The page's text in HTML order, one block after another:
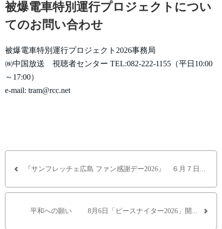
被爆電車特別運行プロジェクトについ
てのお問い合わせ
被爆電車特別運行プロジェクト2026事務局
㈱中国放送 視聴者センター TEL:082-222-1155（平日10:00
～17:00）
e-mail: tram@rcc.net
『サンフレッチェ広島 ファン感謝デー2026』 ６月７日...
平和への願い 8月6日「ピースナイター2026」開...